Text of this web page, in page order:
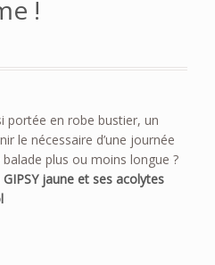
!
portée en robe bustier, un
le nécessaire d’une journée
plus ou moins longue ?
GIPSY jaune et ses acolytes